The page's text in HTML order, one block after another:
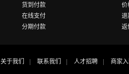
货到付款
在线支付
分期付款
价
退
返
关于我们 联系我们 人才招聘 商家